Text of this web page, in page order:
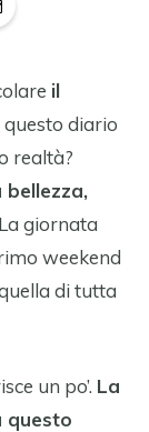
il
diario
realtà?
bellezza,
giornata
weekend
di tutta
un po’. La
questo